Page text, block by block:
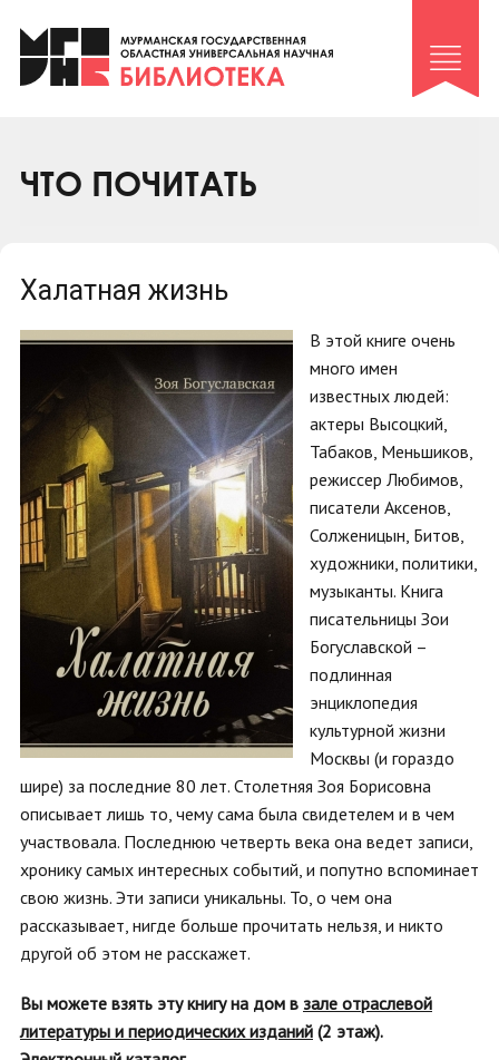
Клуб «Гиря и сельдерей»
Клуб «Семейный архив»
Коллегам
ЧТО ПОЧИТАТЬ
Халатная жизнь
В этой книге очень
много имен
известных людей:
актеры Высоцкий,
Табаков, Меньшиков,
режиссер Любимов,
писатели Аксенов,
Солженицын, Битов,
художники, политики,
музыканты. Книга
писательницы Зои
Богуславской –
подлинная
энциклопедия
культурной жизни
Москвы (и гораздо
шире) за последние 80 лет. Столетняя Зоя Борисовна
описывает лишь то, чему сама была свидетелем и в чем
участвовала. Последнюю четверть века она ведет записи,
хронику самых интересных событий, и попутно вспоминает
свою жизнь. Эти записи уникальны. То, о чем она
рассказывает, нигде больше прочитать нельзя, и никто
другой об этом не расскажет.
Вы можете взять эту книгу на дом в зале отраслевой
литературы и периодических изданий (2 этаж).